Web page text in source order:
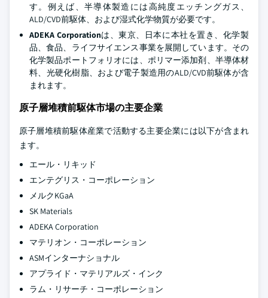
す。例えば、半導体製造には高純度エッチングガス、
ALD/CVD前駆体、および湿式化学物質が必要です。
ADEKA Corporationは、東京、日本に本社を置き、化学製
品、食品、ライフサイエンス事業を展開しています。その
化学製品ポートフォリオには、ポリマー添加剤、半導体材
料、光硬化樹脂、および電子製造用のALD/CVD前駆体が含
まれます。
原子層堆積前駆体市場の主要企業
原子層堆積前駆体産業で活動する主要企業には以下が含まれ
ます。
エール・リキッド
エンテグリス・コーポレーション
メルクKGaA
SK Materials
ADEKA Corporation
マテリオン・コーポレーション
ASMインターナショナル
アプライド・マテリアルズ・インク
ラム・リサーチ・コーポレーション